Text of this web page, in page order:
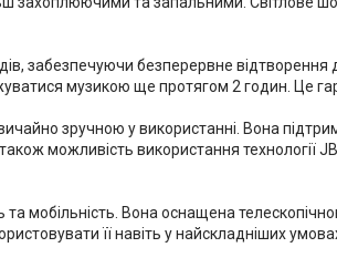
забезпечуючи безперервне
музикою ще протягом 2 годин. Це
зручною у використанні. Вона
можливість використання технології
мобільність. Вона оснащена
її навіть у найскладніших